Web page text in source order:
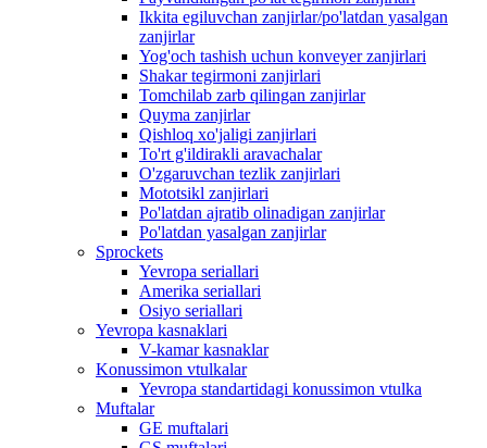
Ikkita egiluvchan zanjirlar/po'latdan yasalgan
zanjirlar
Yog'och tashish uchun konveyer zanjirlari
Shakar tegirmoni zanjirlari
Tomchilab zarb qilingan zanjirlar
Quyma zanjirlar
Qishloq xo'jaligi zanjirlari
To'rt g'ildirakli aravachalar
O'zgaruvchan tezlik zanjirlari
Mototsikl zanjirlari
Po'latdan ajratib olinadigan zanjirlar
Po'latdan yasalgan zanjirlar
Sprockets
Yevropa seriallari
Amerika seriallari
Osiyo seriallari
Yevropa kasnaklari
V-kamar kasnaklar
Konussimon vtulkalar
Yevropa standartidagi konussimon vtulka
Muftalar
GE muftalari